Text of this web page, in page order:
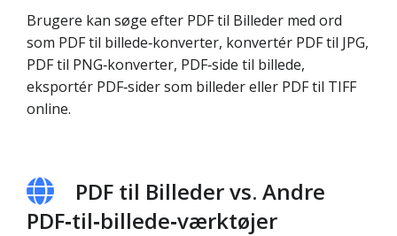
Brugere kan søge efter PDF til Billeder med ord
som PDF til billede‑konverter, konvertér PDF til JPG,
PDF til PNG‑konverter, PDF‑side til billede,
eksportér PDF‑sider som billeder eller PDF til TIFF
online.
PDF til Billeder vs. Andre
PDF‑til‑billede‑værktøjer